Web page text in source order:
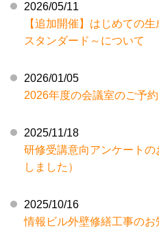
2026/05/11
【追加開催】はじめての
スタンダード～について
2026/01/05
2026年度の会議室のご予
2025/11/18
研修受講意向アンケート
しました）
2025/10/16
情報ビル外壁修繕工事の